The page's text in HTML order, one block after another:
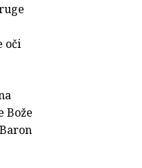
oči
Bože